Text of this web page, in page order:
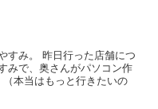
すみ。 昨日行った店舗につ
みで、奥さんがパソコン作
本当はもっと行きたいの